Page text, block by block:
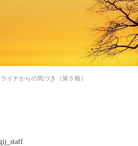
イナからの気づき（第５報）